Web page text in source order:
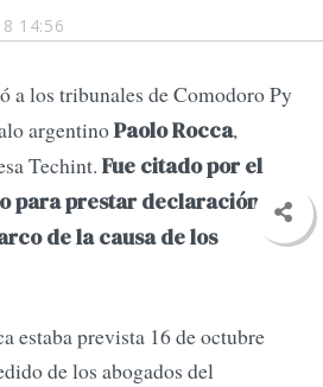
14:56
a los tribunales de Comodoro Py
argentinoPaolo Rocca,
Techint. Fue citado por el
para prestar declaración
de la causa de los
estaba prevista 16 de octubre
de los abogados del